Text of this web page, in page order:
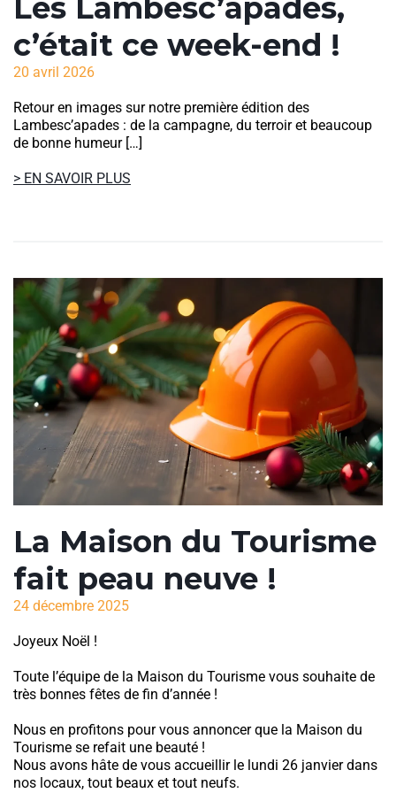
Les Lambesc’apades,
c’était ce week-end !
20 avril 2026
Retour en images sur notre première édition des
Lambesc’apades : de la campagne, du terroir et beaucoup
de bonne humeur […]
> EN SAVOIR PLUS
La Maison du Tourisme
fait peau neuve !
24 décembre 2025
Joyeux Noël !
Toute l’équipe de la Maison du Tourisme vous souhaite de
très bonnes fêtes de fin d’année !
Nous en profitons pour vous annoncer que la Maison du
Tourisme se refait une beauté !
Nous avons hâte de vous accueillir le lundi 26 janvier dans
nos locaux, tout beaux et tout neufs.